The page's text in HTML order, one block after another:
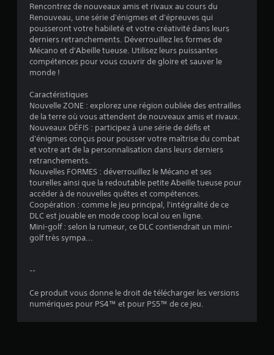
Rencontrez de nouveaux amis et rivaux au cours du
Renouveau, une série d'énigmes et d'épreuves qui
pousseront votre habileté et votre créativité dans leurs
derniers retranchements. Déverrouillez les formes de
Mécano et d'Abeille tueuse. Utilisez leurs puissantes
compétences pour vous couvrir de gloire et sauver le
monde !
Caractéristiques
Nouvelle ZONE : explorez une région oubliée des entrailles
de la terre où vous attendent de nouveaux amis et rivaux.
Nouveaux DÉFIS : participez à une série de défis et
d'énigmes conçus pour pousser votre maîtrise du combat
et votre art de la personnalisation dans leurs derniers
retranchements.
Nouvelles FORMES : déverrouillez le Mécano et ses
tourelles ainsi que la redoutable petite Abeille tueuse pour
accéder à de nouvelles quêtes et compétences.
Coopération : comme le jeu principal, l'intégralité de ce
DLC est jouable en mode coop local ou en ligne.
Mini-golf : selon la rumeur, ce DLC contiendrait un mini-
golf très sympa...
--
Ce produit vous donne le droit de télécharger les versions
numériques pour PS4™ et pour PS5™ de ce jeu.